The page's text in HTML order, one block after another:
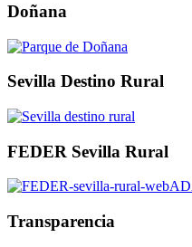
Doñana
Sevilla Destino Rural
FEDER Sevilla Rural
Transparencia